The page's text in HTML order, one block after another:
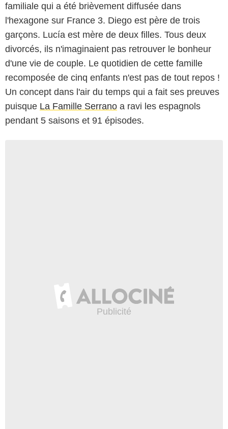
familiale qui a été brièvement diffusée dans
l'hexagone sur France 3. Diego est père de trois
garçons. Lucía est mère de deux filles. Tous deux
divorcés, ils n'imaginaient pas retrouver le bonheur
d'une vie de couple. Le quotidien de cette famille
recomposée de cinq enfants n'est pas de tout repos !
Un concept dans l'air du temps qui a fait ses preuves
puisque La Famille Serrano a ravi les espagnols
pendant 5 saisons et 91 épisodes.